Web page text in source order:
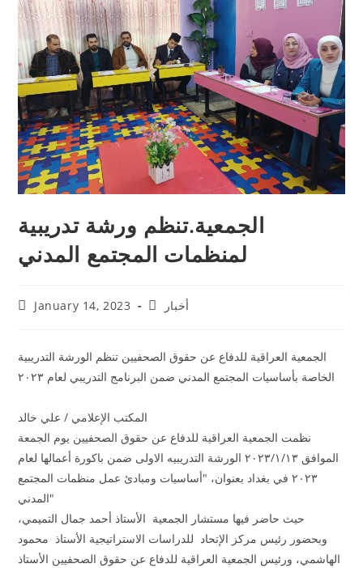
الجمعية.تنظم ورشة تدريبية
لمنظمات المجتمع المدني
January 14, 2023 أخبار
الجمعية العراقية للدفاع عن حقوق الصحفيين تنظم الورشة التدريبية
نظمت الجمعية العراقية للدفاع عن حقوق الصحفيين يوم الجمعة
الموافق ٢٠٢٣/١/١٣ الورشة التدريبيه الاولى ضمن باكورة أعمالها لعام
٢٠٢٣ في بغداد بعنوان، "أساسيات ومبادئ عمل منظمات المجتمع
المدني"
حيث حاضر فيها مستشار الجمعية الأستاذ أحمد جمال التميمي،
وبحضور رئيس مركز الإتحاد للدراسات الاستراتيجية الأستاذ محمود
الهاشمي، ورئيس الجمعية العراقية للدفاع عن حقوق الصحفيين الأستاذ